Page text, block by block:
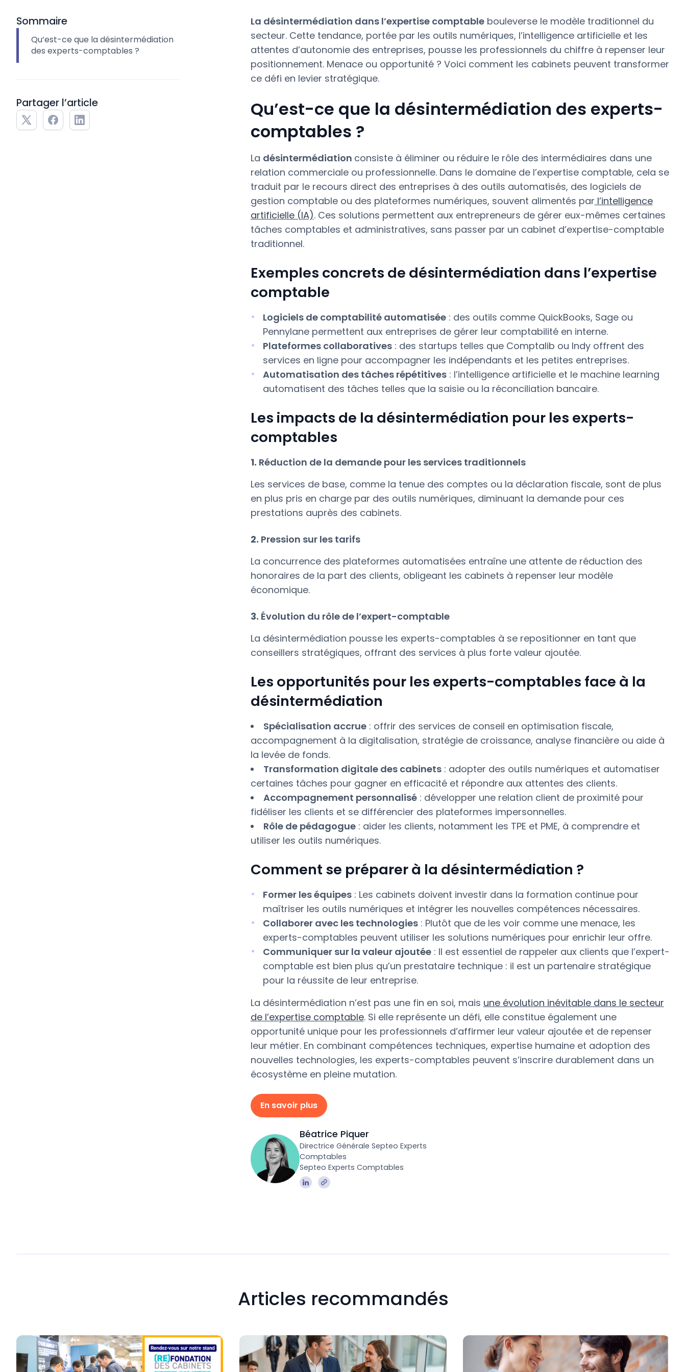
Sommaire
Qu’est-ce que la désintermédiation
des experts-comptables ?
Partager l’article
La désintermédiation dans l’expertise comptablebouleverse le modèle traditionnel du
secteur. Cette tendance, portée par les outils numériques, l’intelligence artificielle et les
attentes d’autonomie des entreprises, pousse les professionnels du chiffre à repenser leur
positionnement. Menace ou opportunité ? Voici comment les cabinets peuvent transformer
ce défi en levier stratégique.
Qu’est-ce que la désintermédiation des experts-
comptables ?
La désintermédiation consiste à éliminer ou réduire le rôle des intermédiaires dans une
relation commerciale ou professionnelle. Dans le domaine de l’expertise comptable, cela se
traduit par le recours direct des entreprises à des outils automatisés, des logiciels de
gestion comptable ou des plateformes numériques, souvent alimentés par l’intelligence
artificielle (IA). Ces solutions permettent aux entrepreneurs de gérer eux-mêmes certaines
tâches comptables et administratives, sans passer par un cabinet d’expertise-comptable
traditionnel.
Exemples concrets de désintermédiation dans l’expertise
comptable
Logiciels de comptabilité automatisée: des outils comme QuickBooks, Sage ou
Pennylane permettent aux entreprises de gérer leur comptabilité en interne.
Plateformes collaboratives: des startups telles que Comptalib ou Indy offrent des
services en ligne pour accompagner les indépendants et les petites entreprises.
Automatisation des tâches répétitives: l’intelligence artificielle et le machine learning
automatisent des tâches telles que la saisie ou la réconciliation bancaire.
Les impacts de la désintermédiation pour les experts-
comptables
1. Réduction de la demande pour les services traditionnels
Les services de base, comme la tenue des comptes ou la déclaration fiscale, sont de plus
en plus pris en charge par des outils numériques, diminuant la demande pour ces
prestations auprès des cabinets.
2. Pression sur les tarifs
La concurrence des plateformes automatisées entraîne une attente de réduction des
honoraires de la part des clients, obligeant les cabinets à repenser leur modèle
économique.
3. Évolution du rôle de l’expert-comptable
La désintermédiation pousse les experts-comptables à se repositionner en tant que
conseillers stratégiques, offrant des services à plus forte valeur ajoutée.
Les opportunités pour les experts-comptables face à la
désintermédiation
Spécialisation accrue: offrir des services de conseil en optimisation fiscale,
accompagnement à la digitalisation, stratégie de croissance, analyse financière ou aide à
la levée de fonds.
Transformation digitale des cabinets: adopter des outils numériques et automatiser
certaines tâches pour gagner en efficacité et répondre aux attentes des clients.
Accompagnement personnalisé: développer une relation client de proximité pour
fidéliser les clients et se différencier des plateformes impersonnelles.
Rôle de pédagogue: aider les clients, notamment les TPE et PME, à comprendre et
utiliser les outils numériques.
Comment se préparer à la désintermédiation ?
Former les équipes: Les cabinets doivent investir dans la formation continue pour
maîtriser les outils numériques et intégrer les nouvelles compétences nécessaires.
Collaborer avec les technologies: Plutôt que de les voir comme une menace, les
experts-comptables peuvent utiliser les solutions numériques pour enrichir leur offre.
Communiquer sur la valeur ajoutée: Il est essentiel de rappeler aux clients que l’expert-
comptable est bien plus qu’un prestataire technique : il est un partenaire stratégique
pour la réussite de leur entreprise.
La désintermédiation n’est pas une fin en soi, mais une évolution inévitable dans le secteur
de l’expertise comptable. Si elle représente un défi, elle constitue également une
opportunité unique pour les professionnels d’affirmer leur valeur ajoutée et de repenser
leur métier. En combinant compétences techniques, expertise humaine et adoption des
nouvelles technologies, les experts-comptables peuvent s’inscrire durablement dans un
écosystème en pleine mutation.
En savoir plus
Béatrice Piquer
Directrice Générale Septeo Experts
Comptables
Septeo Experts Comptables
Articles recommandés